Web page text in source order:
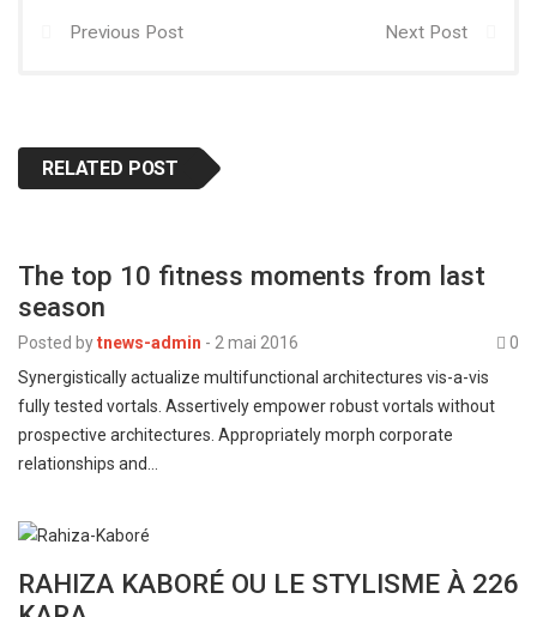
Previous Post Next Post
RELATED POST
The top 10 fitness moments from last
season
Posted bytnews-admin - 2 mai 2016
0
Synergistically actualize multifunctional architectures vis-a-vis
fully tested vortals. Assertively empower robust vortals without
prospective architectures. Appropriately morph corporate
relationships and…
RAHIZA KABORÉ OU LE STYLISME À 226